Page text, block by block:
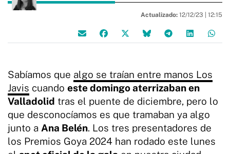
Actualizado: 12/12/23 | 12:15
Sabíamos que algo se traían entre manos Los
Javis cuando este domingo aterrizaban en
Valladolid tras el puente de diciembre, pero lo
que desconocíamos es que tramaban ya algo
junto a Ana Belén. Los tres presentadores de
los Premios Goya 2024 han rodado este lunes